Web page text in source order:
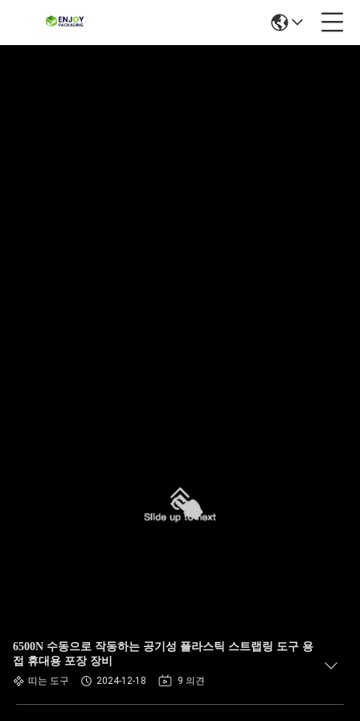
6500N 수동으로 작동하는 공기성 플라스틱 스트랩링 도구 용
접 휴대용 포장 장비
띠는 도구 2024-12-18 9 의견